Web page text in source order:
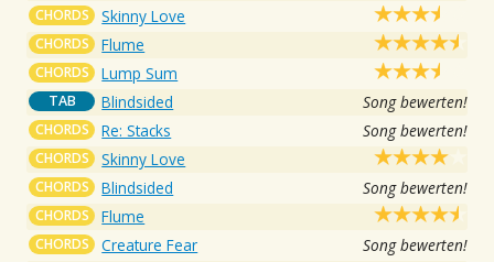
CHORDS Skinny Love
CHORDS Flume
CHORDS Lump Sum
TAB Blindsided Song bewerten!
CHORDS Re: Stacks Song bewerten!
CHORDS Skinny Love
CHORDS Blindsided Song bewerten!
CHORDS Flume
CHORDS Creature Fear Song bewerten!